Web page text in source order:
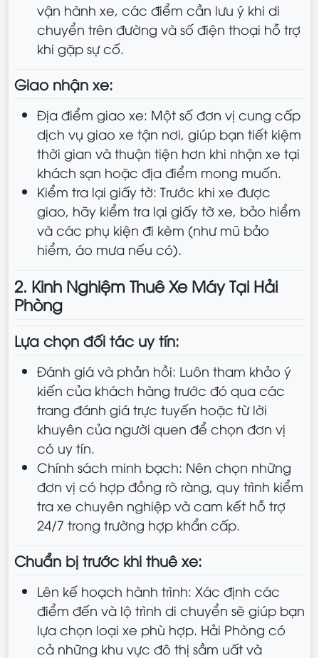
vận hành xe, các điểm cần lưu ý khi di
chuyển trên đường và số điện thoại hỗ trợ
khi gặp sự cố.
Giao nhận xe:
Địa điểm giao xe: Một số đơn vị cung cấp
dịch vụ giao xe tận nơi, giúp bạn tiết kiệm
thời gian và thuận tiện hơn khi nhận xe tại
khách sạn hoặc địa điểm mong muốn.
Kiểm tra lại giấy tờ: Trước khi xe được
giao, hãy kiểm tra lại giấy tờ xe, bảo hiểm
và các phụ kiện đi kèm (như mũ bảo
hiểm, áo mưa nếu có).
2. Kinh Nghiệm Thuê Xe Máy Tại Hải
Phòng
Lựa chọn đối tác uy tín:
Đánh giá và phản hồi: Luôn tham khảo ý
kiến của khách hàng trước đó qua các
trang đánh giá trực tuyến hoặc từ lời
khuyên của người quen để chọn đơn vị
có uy tín.
Chính sách minh bạch: Nên chọn những
đơn vị có hợp đồng rõ ràng, quy trình kiểm
tra xe chuyên nghiệp và cam kết hỗ trợ
24/7 trong trường hợp khẩn cấp.
Chuẩn bị trước khi thuê xe:
Lên kế hoạch hành trình: Xác định các
điểm đến và lộ trình di chuyển sẽ giúp bạn
lựa chọn loại xe phù hợp. Hải Phòng có
cả những khu vực đô thị sầm uất và